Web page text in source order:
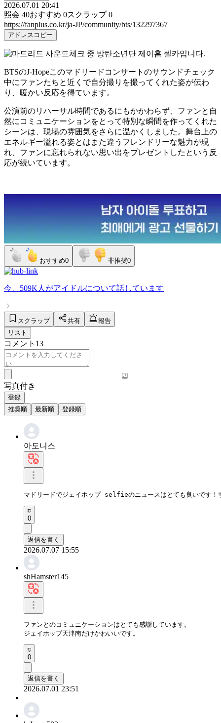
2026.07.01 20:41
照会 40おすすめ 0スクラップ 0
https://fanplus.co.kr/ja-JP/community/bts/132297367
アドレスコピー
BTSのJ-Hopeこのマドリードコンサートのサウンドチェック
中にファンたちと近くで自分撮りを撮ってくれた姿が伝わ
り、暖かい反応を得ています。
公演前のリハーサル時間であるにもかかわらず、ファンと自
然にコミュニケーションをとって特別な瞬間を作ってくれた
シーンは、現場の雰囲気をさらに温かくしました。舞台上の
エネルギー溢れる姿とはまた違うフレンドリーな魅力が現
れ、ファンに忘れられない思い出をプレゼントしたという反
応が続いています。
おすすめ0 非推奨0
今、 509K人 がアイドルについて話しています
スクラップ 共有
報告
リスト
コメント 13
写真付き
登録
推奨順
最新順 登録順
아도니스
マドリードでジェイホップ selfieのニュースはとても良いです！
0
返信を書く
2026.07.07 15:55
shHamster145
ファンとのコミュニケーションはとても感謝しています。
ジェイホップ天津南だけかわいいです。
0
返信を書く
2026.07.01 23:51